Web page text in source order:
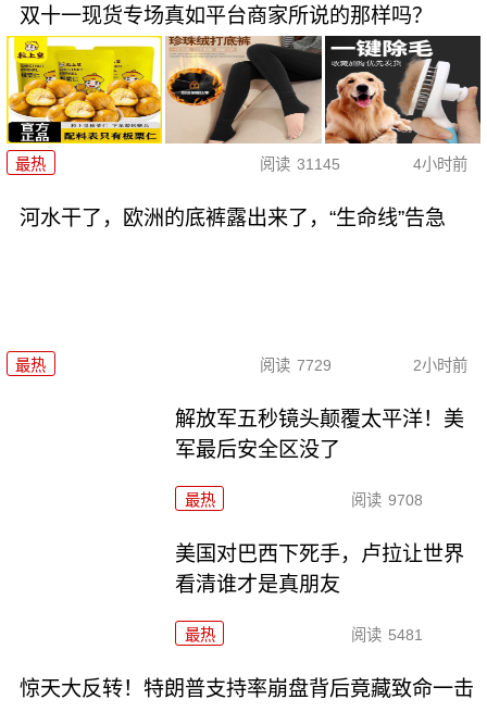
双十一现货专场真如平台商家所说的那样吗？
最热 阅读 31145 4小时前
河水干了，欧洲的底裤露出来了，“生命线”告急
最热 阅读 7729 2小时前
解放军五秒镜头颠覆太平洋！美
军最后安全区没了
最热 阅读 9708
美国对巴西下死手，卢拉让世界
看清谁才是真朋友
最热 阅读 5481
惊天大反转！特朗普支持率崩盘背后竟藏致命一击